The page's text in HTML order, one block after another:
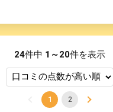
24件中 1～20件を表示
1 2